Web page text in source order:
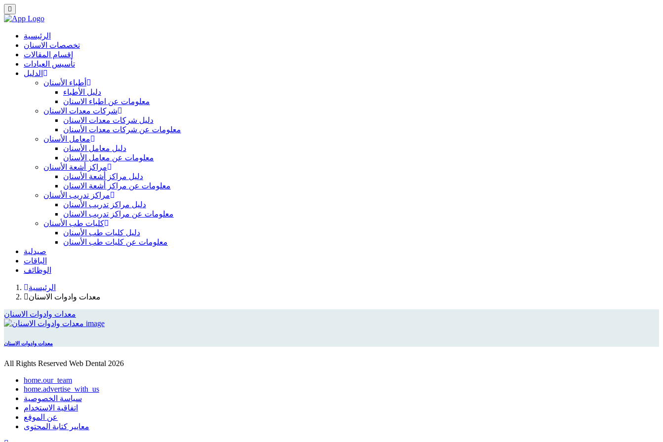
الرئيسية
تخصصات الاسنان
اقسام المقالات
تأسيس العيادات
الدليل
أطباء الأسنان
دليل الأطباء
معلومات عن اطباء الاسنان
شركات معدات الاسنان
دليل شركات معدات الاسنان
معلومات عن شركات معدات الأسنان
معامل الأسنان
دليل معامل الأسنان
معلومات عن معامل الأسنان
مراكز أشعة الأسنان
دليل مراكز أشعة الأسنان
معلومات عن مراكز أشعة الاسنان
مراكز تدريب الأسنان
دليل مراكز تدريب الأسنان
معلومات عن مراكز تدريب الاسنان
كليات طب الأسنان
دليل كليات طب الأسنان
معلومات عن كليات طب الأسنان
صيدلية
الباقات
الوظائف
الرئيسية
معدات وادوات الاسنان
معدات وادوات الاسنان
معدات وادوات الاسنان
All Rights Reserved Web Dental 2026
home.our_team
home.advertise_with_us
سياسة الخصوصية
اتفاقية الاستخدام
عن الموقع
معايير كتابة المحتوى